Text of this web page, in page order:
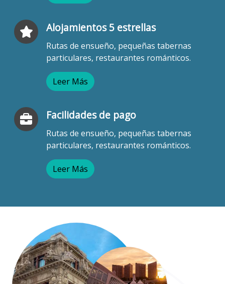
Alojamientos 5 estrellas
Rutas de ensueño, pequeñas tabernas
particulares, restaurantes románticos.
Leer Más
Facilidades de pago
Rutas de ensueño, pequeñas tabernas
particulares, restaurantes románticos.
Leer Más